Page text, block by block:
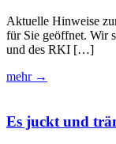
Aktuelle Hinweise
für Sie geöffnet. Wir
und des RKI […]
mehr →
Es juckt und